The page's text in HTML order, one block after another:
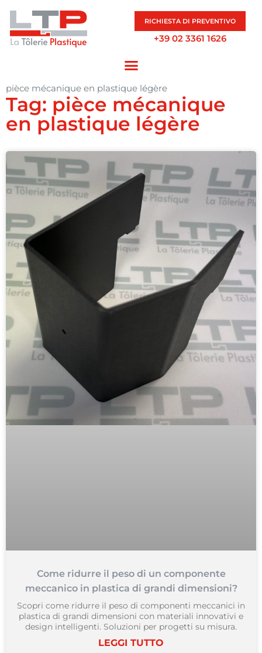
RICHIESTA DI PREVENTIVO
+39 02 3361 1626
pièce mécanique en plastique légère
Tag: pièce mécanique
en plastique légère
Come ridurre il peso di un componente
meccanico in plastica di grandi dimensioni?
Scopri come ridurre il peso di componenti meccanici in
plastica di grandi dimensioni con materiali innovativi e
design intelligenti. Soluzioni per progetti su misura.
LEGGI TUTTO